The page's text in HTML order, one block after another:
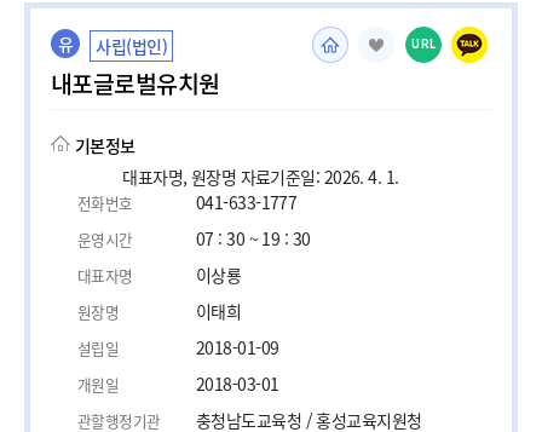
유 사립(법인)
내포글로벌유치원
URL
기본정보
대표자명, 원장명 자료기준일: 2026. 4. 1.
전화번호 041-633-1777
운영시간 07 : 30 ~ 19 : 30
대표자명 이상룡
원장명 이태희
설립일 2018-01-09
개원일 2018-03-01
관할행정기관 충청남도교육청 / 홍성교육지원청